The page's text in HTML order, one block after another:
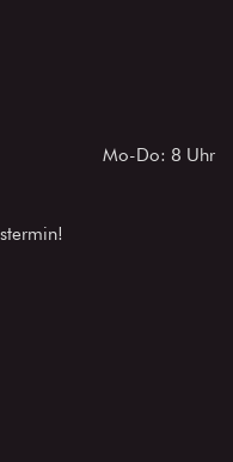
Do: 8 Uhr